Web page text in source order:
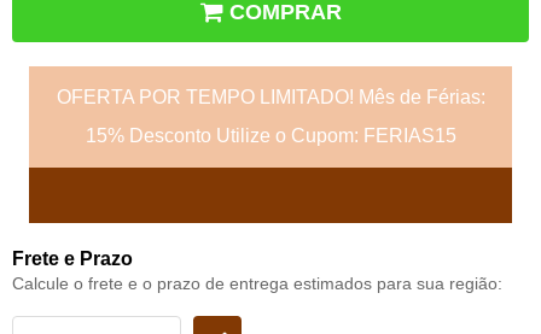
COMPRAR
OFERTA POR TEMPO LIMITADO! Mês de Férias:
15% Desconto Utilize o Cupom: FERIAS15
Frete e Prazo
Calcule o frete e o prazo de entrega estimados para sua região: